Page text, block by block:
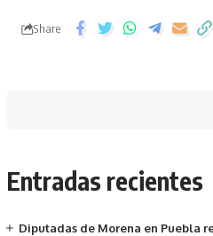
Share
Entradas recientes
Diputadas de Morena en Puebla